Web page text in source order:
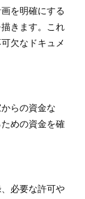
を明確にする
きます。これ
欠なドキュメ
らの資金な
めの資金を確
必要な許可や